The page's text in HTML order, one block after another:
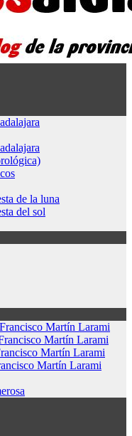
de la luna
del sol
Martín Larami
Martín Larami
Martín Larami
Martín Larami